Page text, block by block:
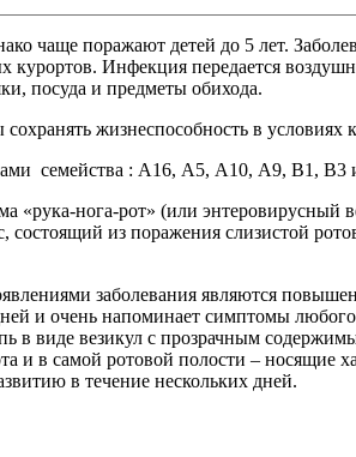
чаще поражают детей до 5 лет.
Инфекция передается
посуда и предметы обихода.
жизнеспособность в условиях
семейства : А16, А5, А10, А9, В1, В3
«рука-нога-рот» (или энтеровирусный
состоящий из поражения слизистой
заболевания являются
и очень напоминает симптомы
в виде везикул с прозрачным
в самой ротовой полости – носящие
в течение нескольких дней.